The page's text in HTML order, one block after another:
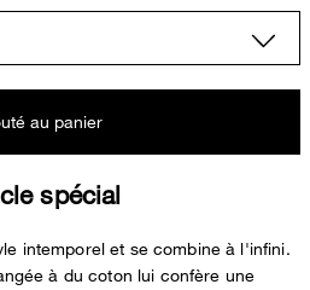
au panier
spécial
intemporel et se combine à l'infini.
à du coton lui confère une